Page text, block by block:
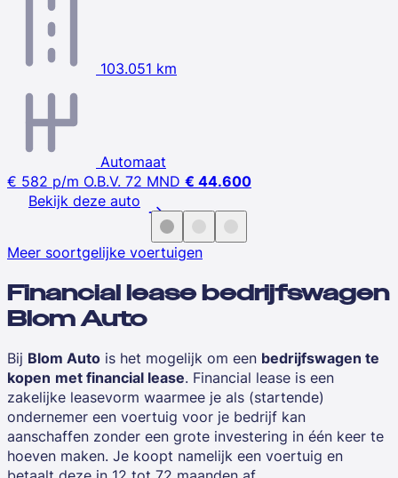
103.051 km
Automaat
€ 582 p/m O.B.V. 72 MND € 44.600
Bekijk deze auto
Meer soortgelijke voertuigen
Financial lease bedrijfswagen
Blom Auto
Bij Blom Auto is het mogelijk om een bedrijfswagen te
kopen met financial lease. Financial lease is een
zakelijke leasevorm waarmee je als (startende)
ondernemer een voertuig voor je bedrijf kan
aanschaffen zonder een grote investering in één keer te
hoeven maken. Je koopt namelijk een voertuig en